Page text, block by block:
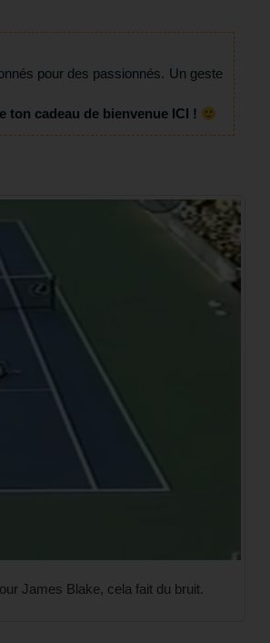
pour des passionnés. Un geste
ton cadeau de bienvenue ICI !
James Blake, cela fait du bruit.